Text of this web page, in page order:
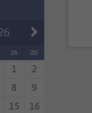
ZA ZO
1
2
8
9
15
16